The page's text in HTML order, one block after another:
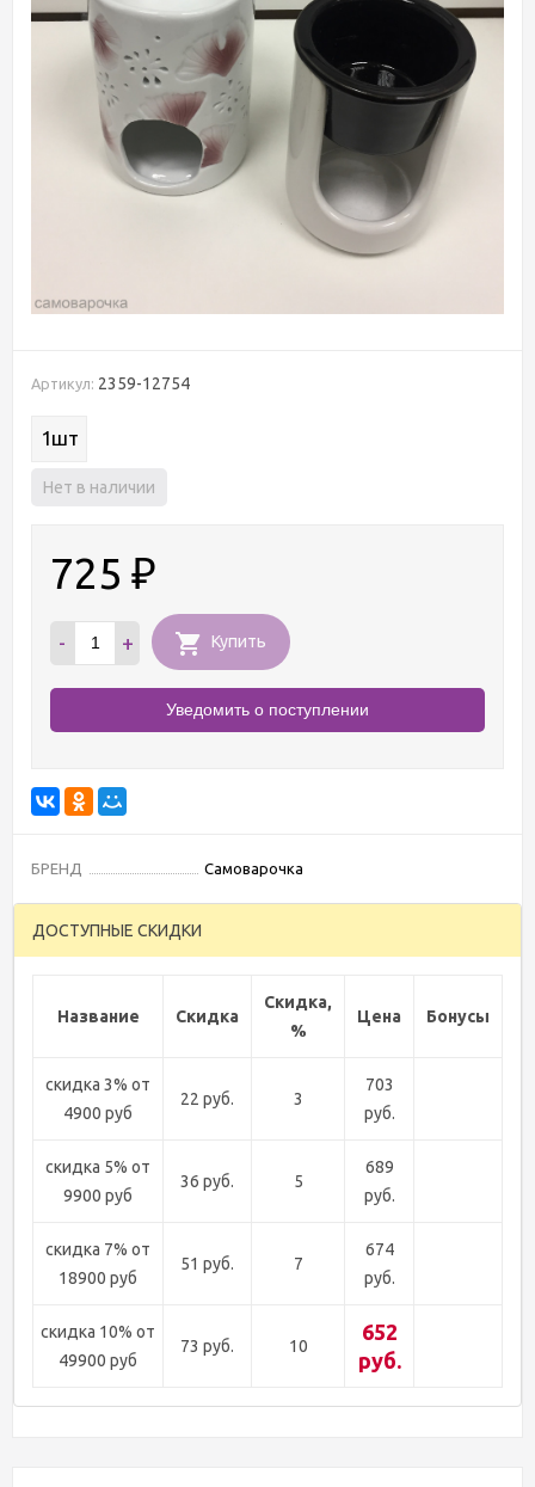
Артикул: 2359-12754
1шт
Нет в наличии
725 ₽
- + Купить
Уведомить о поступлении
БРЕНД Самоварочка
ДОСТУПНЫЕ СКИДКИ
Название Скидка
Скидка,
%
Цена Бонусы
скидка 3% от
4900 руб
22 руб. 3
703
руб.
скидка 5% от
9900 руб
36 руб. 5
689
руб.
скидка 7% от
18900 руб
51 руб. 7
674
руб.
скидка 10% от
49900 руб
73 руб. 10
652
руб.